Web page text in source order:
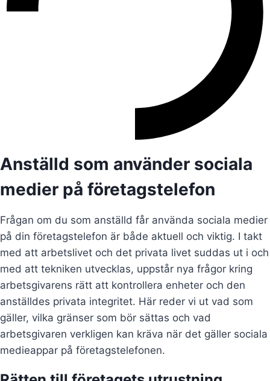
Anställd som använder sociala
medier på företagstelefon
Frågan om du som anställd får använda sociala medier
på din företagstelefon är både aktuell och viktig. I takt
med att arbetslivet och det privata livet suddas ut i och
med att tekniken utvecklas, uppstår nya frågor kring
arbetsgivarens rätt att kontrollera enheter och den
anställdes privata integritet. Här reder vi ut vad som
gäller, vilka gränser som bör sättas och vad
arbetsgivaren verkligen kan kräva när det gäller sociala
medieappar på företagstelefonen.